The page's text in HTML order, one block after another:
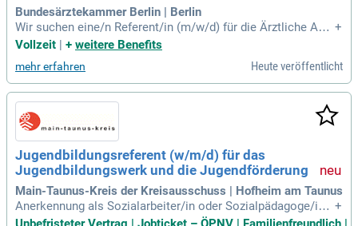
Bundesärztekammer Berlin | Berlin
Wir suchen eine/n Referent/in (m/w/d) für die Ärztliche Aus
-, Fort- und Weiterbildung. Dieses Vollzeitangebot ermöglich
itzuwirken. Sie werden eng mit Landesärztekammern und m
edizinischen Fachgesellschaften zusammenarbeiten. Ihre A
ufgaben umfassen die Begleitung von Projekten und die Ver
besserung der (Muster-) Weiterbildungsordnung. Außerdem
sind Sie für die Entwicklung von elektronischen Logbüchern
und Fortbildungsqualifikationen zuständig. Bewerben Sie sic
h jetzt und gestalten Sie die Zukunft der medizinischen Aus
bildung mit!
+
Vollzeit | + weitere Benefits
mehr erfahren Heute veröffentlicht
Jugendbildungsreferent (w/m/d) für das
Jugendbildungswerk und die Jugendförderung
Main-Taunus-Kreis der Kreisausschuss | Hofheim am Taunus
Anerkennung als Sozialarbeiter/in oder Sozialpädagoge/in o
der vergleichbare Qualifikation; Praxiserfahrung in der Jugen
+